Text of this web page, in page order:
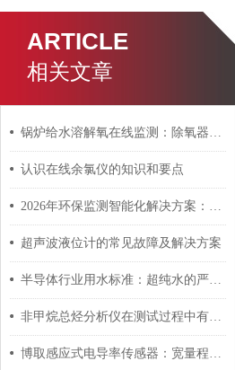
ARTICLE
相关文章
锅炉给水溶解氧在线监测：除氧器防腐蚀技术全解析
认识在线余氯仪的知识和要点
2026年环保监测智能化解决方案：构建智慧环保新生态
超声波液位计的常见故障及解决方案
半导体行业用水标准：超纯水的严格要求
非甲烷总烃分析仪在测试过程中有哪些注意事项呢
博取感应式电导率传感器：宽量程0.5~2000mS/cm的工业级表现